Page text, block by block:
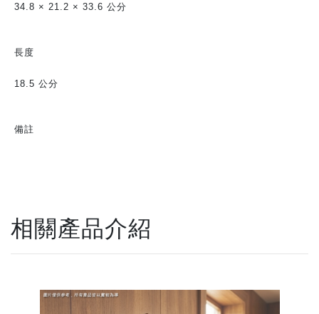
34.8 × 21.2 × 33.6 公分
長度
18.5 公分
備註
相關產品介紹